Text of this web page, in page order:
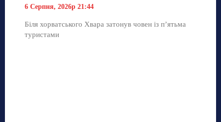
6 Серпня, 2026р 21:44
Біля хорватського Хвара затонув човен із п’ятьма
туристами